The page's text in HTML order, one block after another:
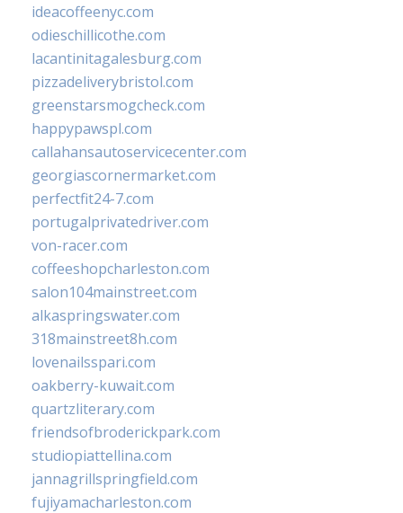
ideacoffeenyc.com
odieschillicothe.com
lacantinitagalesburg.com
pizzadeliverybristol.com
greenstarsmogcheck.com
happypawspl.com
callahansautoservicecenter.com
georgiascornermarket.com
perfectfit24-7.com
portugalprivatedriver.com
von-racer.com
coffeeshopcharleston.com
salon104mainstreet.com
alkaspringswater.com
318mainstreet8h.com
lovenailsspari.com
oakberry-kuwait.com
quartzliterary.com
friendsofbroderickpark.com
studiopiattellina.com
jannagrillspringfield.com
fujiyamacharleston.com